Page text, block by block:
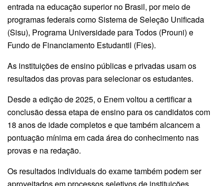
entrada na educação superior no Brasil, por meio de
programas federais como Sistema de Seleção Unificada
(Sisu), Programa Universidade para Todos (Prouni) e
Fundo de Financiamento Estudantil (Fies).
As instituições de ensino públicas e privadas usam os
resultados das provas para selecionar os estudantes.
Desde a edição de 2025, o Enem voltou a certificar a
conclusão dessa etapa de ensino para os candidatos com
18 anos de idade completos e que também alcancem a
pontuação mínima em cada área do conhecimento nas
provas e na redação.
Os resultados individuais do exame também podem ser
aproveitados em processos seletivos de instituições